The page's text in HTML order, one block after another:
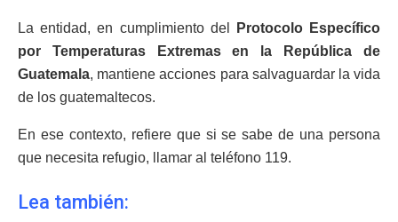
La entidad, en cumplimiento del
Protocolo Específico
por Temperaturas Extremas en la República de
Guatemala, mantiene acciones para salvaguardar la vida
de los guatemaltecos.
En ese contexto, refiere que si se sabe de una persona
que necesita refugio, llamar al teléfono 119.
Lea también: